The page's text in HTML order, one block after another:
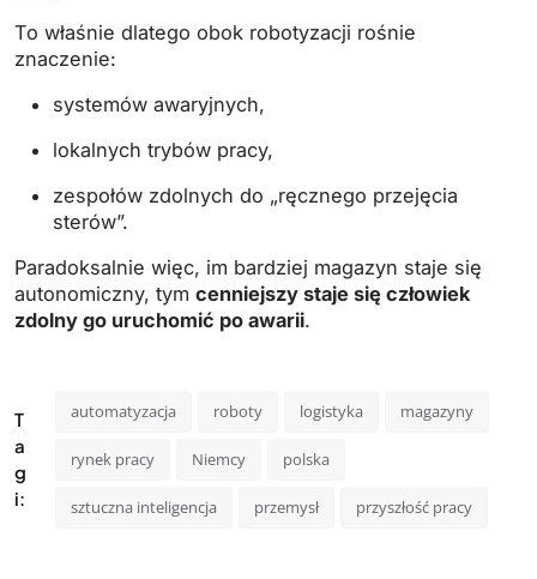
To właśnie dlatego obok robotyzacji rośnie
znaczenie:
systemów awaryjnych,
lokalnych trybów pracy,
zespołów zdolnych do „ręcznego przejęcia
sterów”.
Paradoksalnie więc, im bardziej magazyn staje się
autonomiczny, tym cenniejszy staje się człowiek
zdolny go uruchomić po awarii.
T
a
g
i:
automatyzacja roboty logistyka magazyny
rynek pracy Niemcy polska
sztuczna inteligencja przemysł przyszłość pracy